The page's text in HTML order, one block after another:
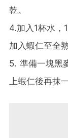
乾。
4.加入1杯水，
加入蝦仁至全
5. 準備一塊黑
上蝦仁後再抹